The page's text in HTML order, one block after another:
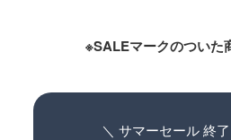
※SALEマークのついた
＼ サマーセール 終